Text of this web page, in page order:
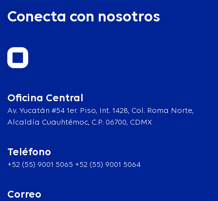
Conecta con nosotros
Oficina Central
Av. Yucatán #54 1er. Piso, Int. 1428, Col. Roma Norte,
Alcaldía Cuauhtémoc, C.P. 06700, CDMX
Teléfono
+52 (55) 9001 5065 +52 (55) 9001 5064
Correo